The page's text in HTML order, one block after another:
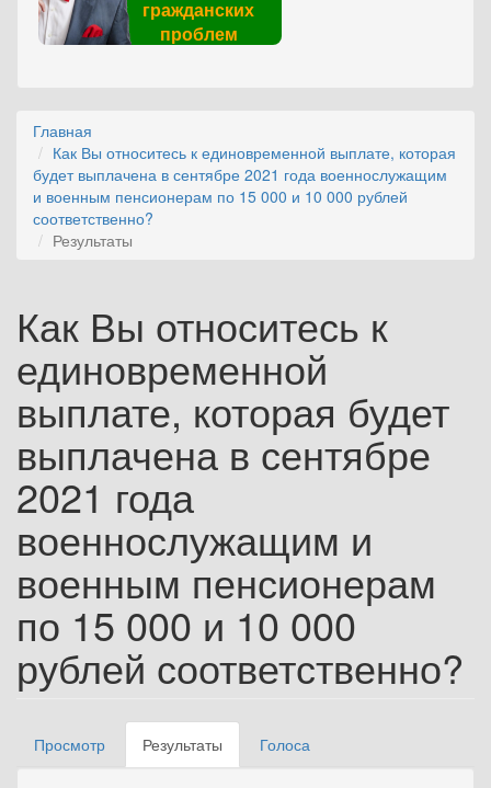
гражданских
проблем
Главная
Как Вы относитесь к единовременной выплате, которая
будет выплачена в сентябре 2021 года военнослужащим
и военным пенсионерам по 15 000 и 10 000 рублей
соответственно?
Результаты
Как Вы относитесь к
единовременной
выплате, которая будет
выплачена в сентябре
2021 года
военнослужащим и
военным пенсионерам
по 15 000 и 10 000
рублей соответственно?
Главные вкладки
Просмотр Результаты (активная
вкладка)
Голоса